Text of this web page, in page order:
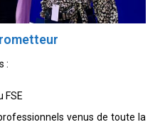
:
FSE
venus de toute la